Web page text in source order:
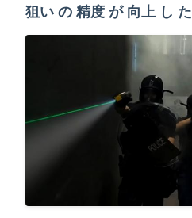
狙い の 精度 が 向上 し た